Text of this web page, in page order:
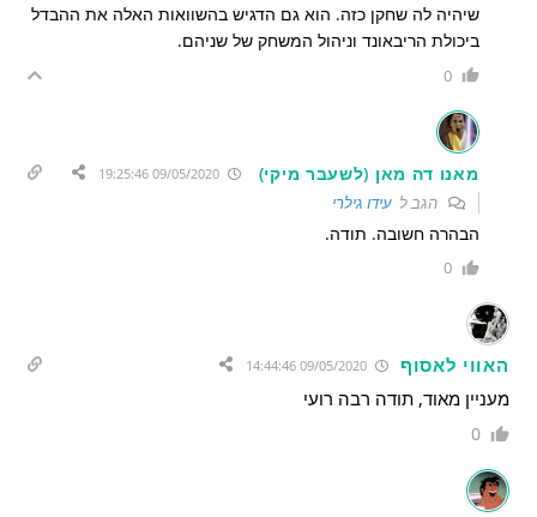
שיהיה לה שחקן כזה. הוא גם הדגיש בהשוואות האלה את ההבדל
ביכולת הריבאונד וניהול המשחק של שניהם.
0
מאנו דה מאן (לשעבר מיקי) 09/05/2020 19:25:46
הגב לעידו גילרי
הבהרה חשובה. תודה.
0
האווי לאסוף 09/05/2020 14:44:46
מעניין מאוד, תודה רבה רועי
0